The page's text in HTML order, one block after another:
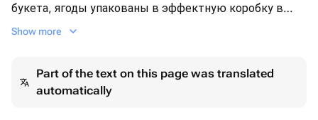
букета, ягоды упакованы в эффектную коробку в
форме сердца. Каждая деталь этого изысканного
романтики.
Show more
Part of the text on this page was translated
automatically